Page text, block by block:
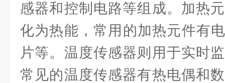
感器和控制电路等组成。加热
化为热能，常用的加热元件有
片等。温度传感器则用于实时
常见的温度传感器有热电偶和